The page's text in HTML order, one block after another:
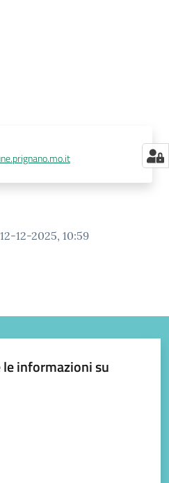
12-12-2025, 10:59
informazioni su